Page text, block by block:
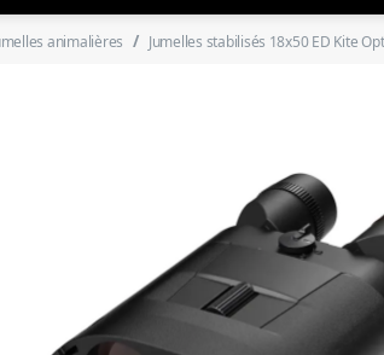
animalières Jumelles stabilisés 18x50 ED Kite